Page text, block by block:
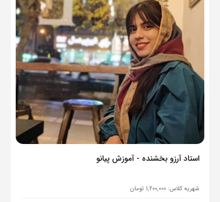
استاد آرزو بخشنده - آموزش پیانو
شهریه کلاس: 1,200,000 تومان